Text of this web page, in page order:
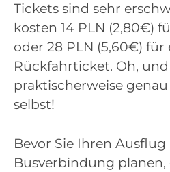
Tickets sind sehr
kosten 14 PLN (2,80€)
oder 28 PLN (5,60€)
Rückfahrticket. Oh,
praktischerweise
selbst!
Bevor Sie Ihren
Busverbindung